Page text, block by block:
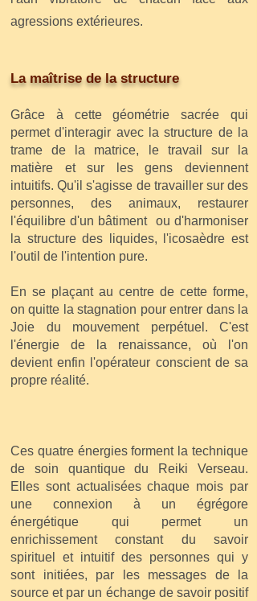
agressions extérieures.
La maîtrise de la structure
Grâce à cette géométrie sacrée qui
permet d'interagir avec la structure de la
trame de la matrice, le travail sur la
matière et sur les gens deviennent
intuitifs. Qu'il s'agisse de travailler sur des
personnes, des animaux, restaurer
l'équilibre d'un bâtiment ou d'harmoniser
la structure des liquides, l'icosaèdre est
l'outil de l'intention pure.
En se plaçant au centre de cette forme,
on quitte la stagnation pour entrer dans la
Joie du mouvement perpétuel. C'est
l'énergie de la renaissance, où l'on
devient enfin l'opérateur conscient de sa
propre réalité.
Ces quatre énergies forment la technique
de soin quantique du Reiki Verseau.
Elles sont actualisées chaque mois par
une connexion à un égrégore
énergétique qui permet un
enrichissement constant du savoir
spirituel et intuitif des personnes qui y
sont initiées, par les messages de la
source et par un échange de savoir positif